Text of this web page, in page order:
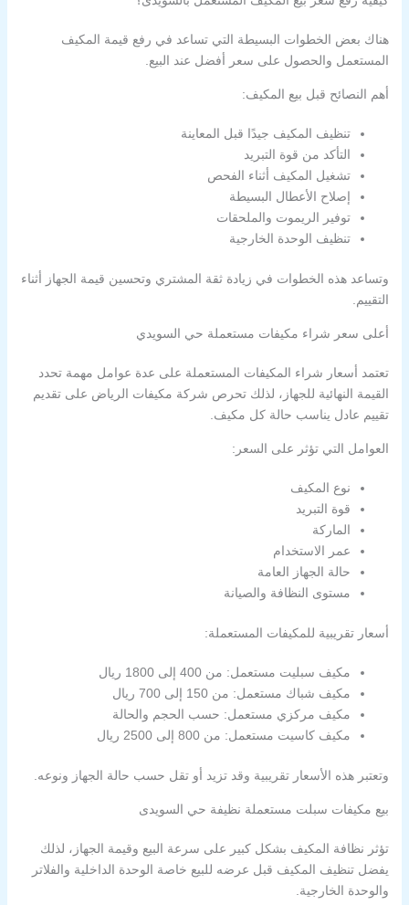
هناك بعض الخطوات البسيطة التي تساعد في رفع قيمة المكيف
المستعمل والحصول على سعر أفضل عند البيع.
أهم النصائح قبل بيع المكيف:
تنظيف المكيف جيدًا قبل المعاينة
التأكد من قوة التبريد
تشغيل المكيف أثناء الفحص
إصلاح الأعطال البسيطة
توفير الريموت والملحقات
تنظيف الوحدة الخارجية
وتساعد هذه الخطوات في زيادة ثقة المشتري وتحسين قيمة الجهاز أثناء
التقييم.
أعلى سعر شراء مكيفات مستعملة حي السويدي
تعتمد أسعار شراء المكيفات المستعملة على عدة عوامل مهمة تحدد
القيمة النهائية للجهاز، لذلك تحرص شركة مكيفات الرياض على تقديم
تقييم عادل يناسب حالة كل مكيف.
العوامل التي تؤثر على السعر:
نوع المكيف
قوة التبريد
الماركة
عمر الاستخدام
حالة الجهاز العامة
مستوى النظافة والصيانة
أسعار تقريبية للمكيفات المستعملة:
مكيف سبليت مستعمل: من 400 إلى 1800 ريال
مكيف شباك مستعمل: من 150 إلى 700 ريال
مكيف مركزي مستعمل: حسب الحجم والحالة
مكيف كاسيت مستعمل: من 800 إلى 2500 ريال
وتعتبر هذه الأسعار تقريبية وقد تزيد أو تقل حسب حالة الجهاز ونوعه.
بيع مكيفات سبلت مستعملة نظيفة حي السويدى
تؤثر نظافة المكيف بشكل كبير على سرعة البيع وقيمة الجهاز، لذلك
يفضل تنظيف المكيف قبل عرضه للبيع خاصة الوحدة الداخلية والفلاتر
والوحدة الخارجية.